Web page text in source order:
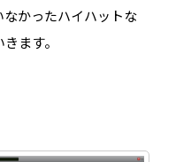
かったハイハットな
ます。